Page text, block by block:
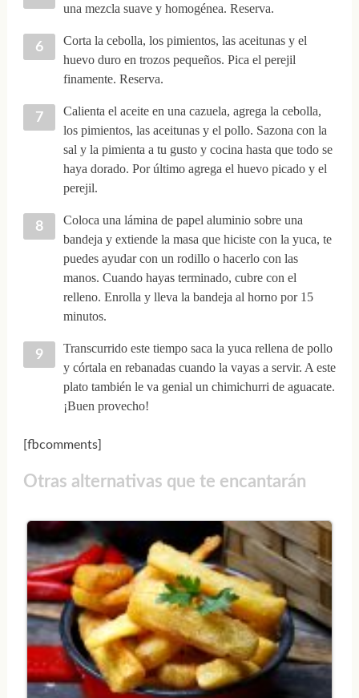
una mezcla suave y homogénea. Reserva.
Corta la cebolla, los pimientos, las aceitunas y el
huevo duro en trozos pequeños. Pica el perejil
finamente. Reserva.
Calienta el aceite en una cazuela, agrega la cebolla,
los pimientos, las aceitunas y el pollo. Sazona con la
sal y la pimienta a tu gusto y cocina hasta que todo se
haya dorado. Por último agrega el huevo picado y el
perejil.
Coloca una lámina de papel aluminio sobre una
bandeja y extiende la masa que hiciste con la yuca, te
puedes ayudar con un rodillo o hacerlo con las
manos. Cuando hayas terminado, cubre con el
relleno. Enrolla y lleva la bandeja al horno por 15
minutos.
Transcurrido este tiempo saca la yuca rellena de pollo
y córtala en rebanadas cuando la vayas a servir. A este
plato también le va genial un chimichurri de aguacate.
¡Buen provecho!
[fbcomments]
Otras alternativas que te encantarán